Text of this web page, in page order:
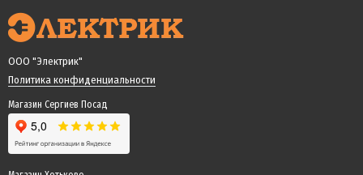
ООО "Электрик"
Политика конфиденциальности
Магазин Сергиев Посад